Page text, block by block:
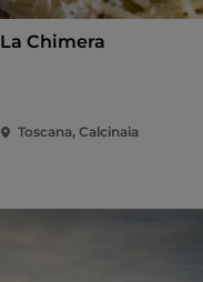
La Chimera
Toscana, Calcinaia